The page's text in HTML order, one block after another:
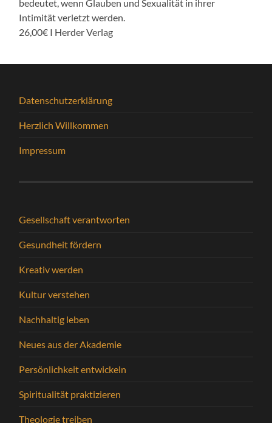
bedeutet, wenn Glauben und Sexualität in ihrer
Intimität verletzt werden.
26,00€ I Herder Verlag
Datenschutzerklärung
Herzlich Willkommen
Impressum
Gesellschaft verantworten
Gesundheit fördern
Kreativ werden
Kultur verstehen
Nachhaltig leben
Neues aus der Akademie
Persönlichkeit entwickeln
Spiritualität praktizieren
Theologie treiben